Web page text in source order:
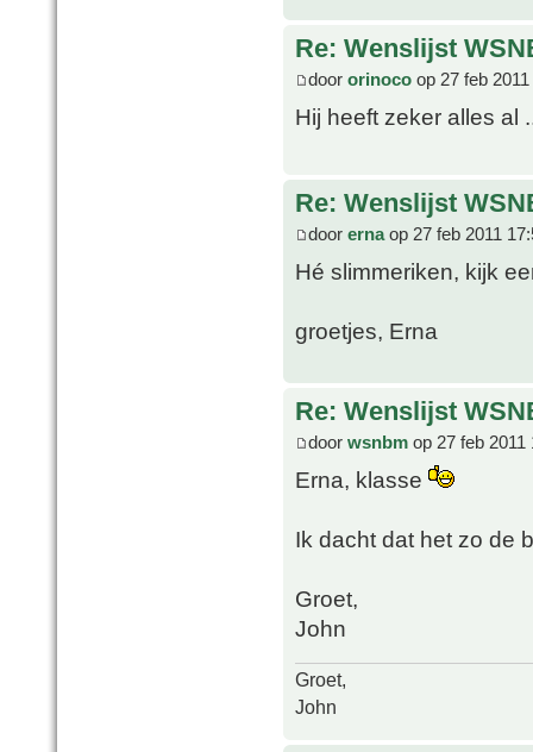
Re: Wenslijst
door orinoco op 27 feb
Hij heeft zeker alles al
Re: Wenslijst
door ernaop 27 feb 2011
Hé slimmeriken, kijk
groetjes, Erna
Re: Wenslijst
door wsnbm op 27 feb 2011
Erna, klasse
Ik dacht dat het zo de
Groet,
John
Groet,
John